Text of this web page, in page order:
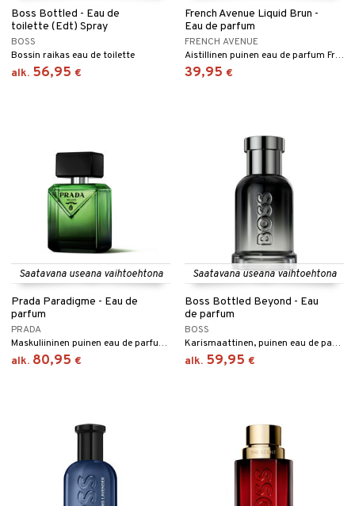
Boss Bottled - Eau de
toilette (Edt) Spray
BOSS
Bossin raikas eau de toilette
alk. 56,95 €
French Avenue Liquid Brun -
Eau de parfum
FRENCH AVENUE
Aistillinen puinen eau de parfum French Avenuelta
39,95 €
Saatavana useana vaihtoehtona
Prada Paradigme - Eau de
parfum
PRADA
Maskuliininen puinen eau de parfum Pradalta.
alk. 80,95 €
Saatavana useana vaihtoehtona
Boss Bottled Beyond - Eau
de parfum
BOSS
Karismaattinen, puinen eau de parfum Hugo Bossilta.
alk. 59,95 €
& Viikset
2: Kirkastus
3: Kosteutus
ja Vartalonhoito
ja naamiot
Huulten Hoito
Elixir
Happy
Happy For Men
Miehille
& Soujaus
& vastauksia